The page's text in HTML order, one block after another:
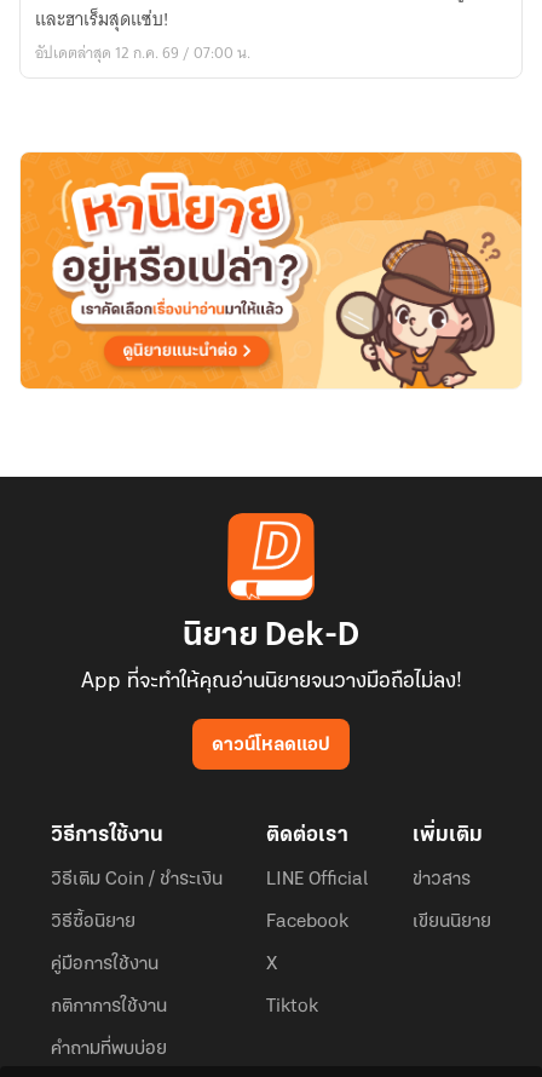
เงิน
พัน
เกิน
ไป
ตรง
ไหน?
และฮาเร็มสุดแซ่บ!
อัปเดตล่าสุด 12 ก.ค. 69 / 07:00 น.
นิยาย Dek-D
App ที่จะทำให้คุณอ่านนิยายจนวางมือถือไม่ลง!
ดาวน์โหลดแอป
วิธีการใช้งาน
วิธีเติม Coin / ชำระเงิน
วิธีซื้อนิยาย
คู่มือการใช้งาน
กติกาการใช้งาน
คำถามที่พบบ่อย
ติดต่อเรา
LINE Official
Facebook
X
Tiktok
เพิ่มเติม
ข่าวสาร
เขียนนิยาย